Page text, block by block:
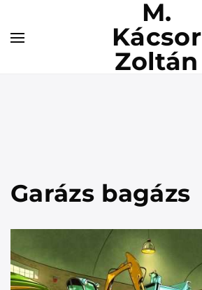
M.
Kácsor
Zoltán
Garázs bagázs